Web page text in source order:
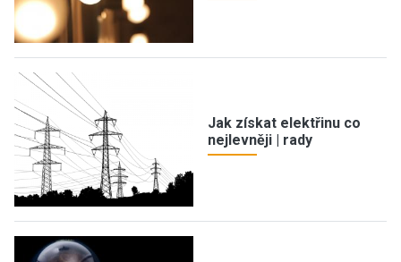
Jak získat elektřinu co
nejlevněji | rady